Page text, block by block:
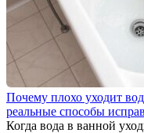
Почему плохо уходит
реальные способы
Когда вода в ванной